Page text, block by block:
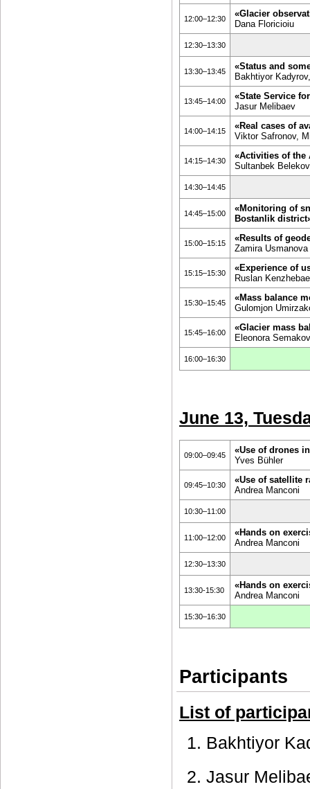
12:00–12:30
«Glacier
Dana Floricioiu
12:30–13:30
13:30–13:45
«Status and
Bakhtiyor
13:45–14:00
«State Service
Jasur Melibaev
14:00–14:15
«Real cases of
Viktor Safronov,
14:15–14:30
«Activities of the
Sultanbek Belekov
14:30–14:45
14:45–15:00
«Monitoring of
Bostanlik
15:00–15:15
«Results of
Zamira Usmanova
15:15–15:30
«Experience of
Ruslan
15:30–15:45
«Mass balance
Gulomjon
15:45–16:00
«Glacier mass
Eleonora
16:00–16:30
June 13,
09:00–09:45
«Use of drones
Yves Bühler
09:45–10:30
«Use of satellite
Andrea Manconi
10:30–11:00
11:00–12:00
«Hands on
Andrea Manconi
12:30–13:30
13:30-15:30
«Hands on
Andrea Manconi
15:30–16:30
Participants
List of
1. Bakhtiyor
2. Jasur